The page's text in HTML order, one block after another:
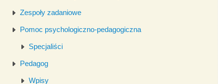
Zespoły zadaniowe
Pomoc psychologiczno-pedagogiczna
Specjaliści
Pedagog
Wpisy